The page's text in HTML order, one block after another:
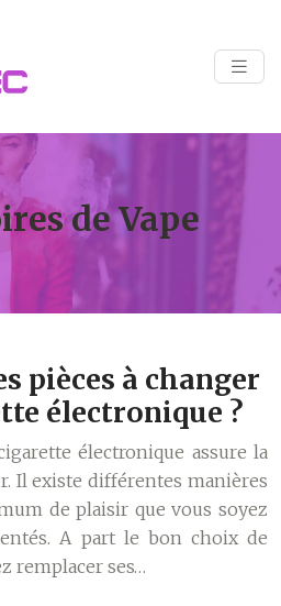
de Vape
pièces à changer
électronique ?
électronique assure la
Il existe différentes manières
de plaisir que vous soyez
A part le bon choix de
remplacer ses…